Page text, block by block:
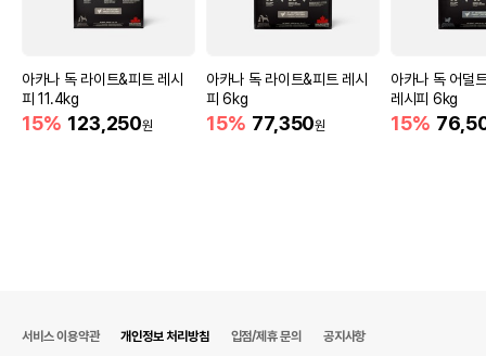
아카나 독 라이트&피트 레시
피 11.4kg
15% 123,250원
아카나 독 라이트&피트 레시
피 6kg
15% 77,350원
아카나 독 어덜
레시피 6kg
15%
서비스 이용약관 개인정보 처리방침 입점/제휴 문의 공지사항